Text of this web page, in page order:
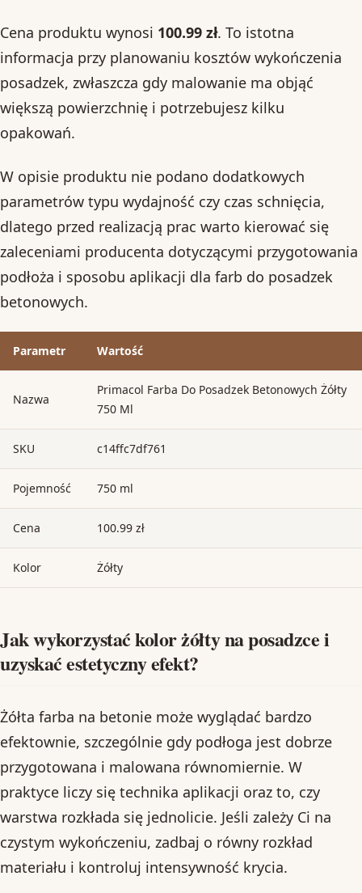
Cena produktu wynosi 100.99 zł. To istotna
informacja przy planowaniu kosztów wykończenia
posadzek, zwłaszcza gdy malowanie ma objąć
większą powierzchnię i potrzebujesz kilku
opakowań.
W opisie produktu nie podano dodatkowych
parametrów typu wydajność czy czas schnięcia,
dlatego przed realizacją prac warto kierować się
zaleceniami producenta dotyczącymi przygotowania
podłoża i sposobu aplikacji dla farb do posadzek
betonowych.
Parametr Wartość
Nazwa
Primacol Farba Do Posadzek Betonowych Żółty
750 Ml
SKU c14ffc7df761
Pojemność 750 ml
Cena 100.99 zł
Kolor Żółty
Jak wykorzystać kolor żółty na posadzce i
uzyskać estetyczny efekt?
Żółta farba na betonie może wyglądać bardzo
efektownie, szczególnie gdy podłoga jest dobrze
przygotowana i malowana równomiernie. W
praktyce liczy się technika aplikacji oraz to, czy
warstwa rozkłada się jednolicie. Jeśli zależy Ci na
czystym wykończeniu, zadbaj o równy rozkład
materiału i kontroluj intensywność krycia.